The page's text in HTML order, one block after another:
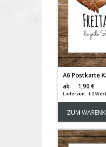
ab
1,90 €
Lieferzeit: 1-2
ZUM